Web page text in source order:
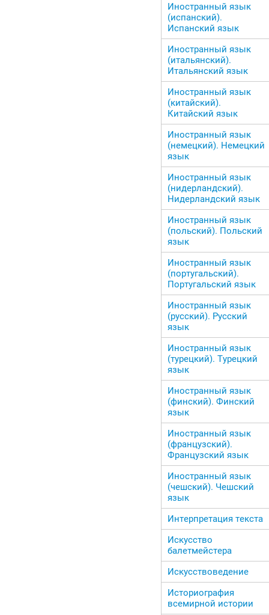
Иностранный язык
(испанский).
Испанский язык
Иностранный язык
(итальянский).
Итальянский язык
Иностранный язык
(китайский).
Китайский язык
Иностранный язык
(немецкий). Немецкий
язык
Иностранный язык
(нидерландский).
Нидерландский язык
Иностранный язык
(польский). Польский
язык
Иностранный язык
(португальский).
Португальский язык
Иностранный язык
(русский). Русский
язык
Иностранный язык
(турецкий). Турецкий
язык
Иностранный язык
(финский). Финский
язык
Иностранный язык
(французский).
Французский язык
Иностранный язык
(чешский). Чешский
язык
Интерпретация текста
Искусство
балетмейстера
Искусствоведение
Историография
всемирной истории